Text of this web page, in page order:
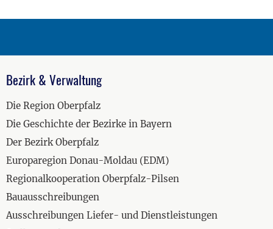
Bezirk & Verwaltung
Die Region Oberpfalz
Die Geschichte der Bezirke in Bayern
Der Bezirk Oberpfalz
Europaregion Donau-Moldau (EDM)
Regionalkooperation Oberpfalz-Pilsen
Bauausschreibungen
Ausschreibungen Liefer- und Dienstleistungen